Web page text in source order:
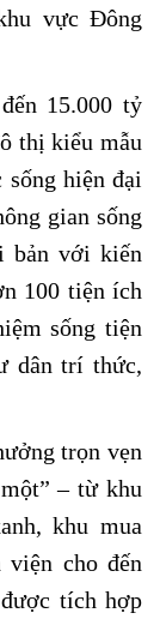
vực Đông
15.000 tỷ
thị kiểu mẫu
hiện đại
gian sống
bản với kiến
100 tiện ích
sống tiện
dân trí thức,
trọn vẹn
– từ khu
khu mua
viện cho đến
tích hợp